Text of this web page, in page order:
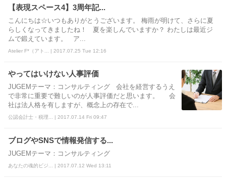
【表現スペース4】3周年記...
こんにちは☆いつもありがとうございます。 梅雨が明けて、さらに夏
らしくなってきましたね！ 夏を楽しんでいますか？ わたしは最近ジ
ムで鍛えています。 ア...
Atelier F*（アト... | 2017.07.25 Tue 12:16
やってはいけない人事評価
JUGEMテーマ：コンサルティング 会社を経営するうえ
で非常に重要で難しいのが人事評価だと思います。 会
社は法人格を有しますが、概念上の存在で...
公認会計士・税理... | 2017.07.14 Fri 09:47
ブログやSNSで情報発信する...
JUGEMテーマ：コンサルティング
あなたの魂的ビジ... | 2017.07.12 Wed 13:11